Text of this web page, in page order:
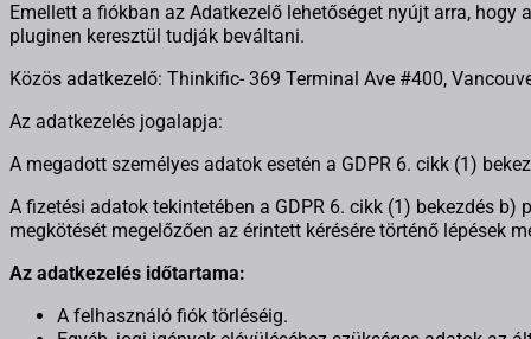
Emellett a fiókban az Adatkezelő lehetőséget nyújt arra,
pluginen keresztül tudják beváltani.
Közös adatkezelő: Thinkific- 369 Terminal Ave #400,
Az adatkezelés jogalapja:
A megadott személyes adatok esetén a GDPR 6. cikk (1)
A fizetési adatok tekintetében a GDPR 6. cikk (1) bekezdés
megkötését megelőzően az érintett kérésére történő lépések
Az adatkezelés időtartama:
A felhasználó fiók törléséig.